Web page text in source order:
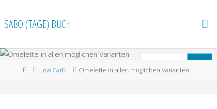
springen
SABO (TAGE) BUCH
StartLow Carb Omelette in allen möglichen Varianten